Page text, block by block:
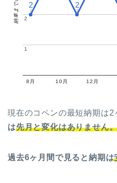
8月 10月 12月
1
1
2
2
2
2 2
2
現在のコペンの最短納期は2
は先月と変化はありません。
過去6ヶ月間で見ると納期は